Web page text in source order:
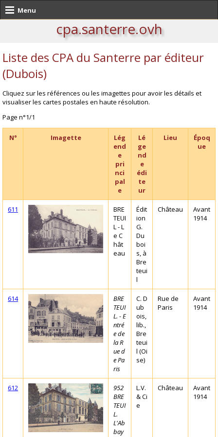
Menu
cpa.santerre.ovh
Liste des CPA du Santerre par éditeur
(Dubois)
Cliquez sur les références ou les imagettes pour avoir les détails et
visualiser les cartes postales en haute résolution.
Page n°1/1
N° Imagette
Lég
end
e
pri
nci
pal
e
Lé
ge
nd
e
édi
te
ur
Lieu
Époq
ue
611
BRE
TEUI
L - L
e C
hât
eau
Édit
ion
G.
Du
boi
s, à
Bre
teui
l
Château
Avant
1914
614
BRE
TEUI
L. - E
ntré
e de
la R
ue d
e Pa
ris
C. D
ub
ois,
lib.,
Bre
teui
l (Oi
se)
Rue de
Paris
Avant
1914
612
952
BRE
TEUI
L.
L'Ab
bay
L.V.
& Ci
e
Château
Avant
1914